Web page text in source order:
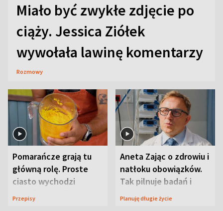
Miało być zwykłe zdjęcie po
ciąży. Jessica Ziółek
wywołała lawinę komentarzy
Rozmowy
Pomarańcze grają tu
główną rolę. Proste
ciasto wychodzi
wyjątkowo wilgotne
Przepisy
Aneta Zając o zdrowiu i
natłoku obowiązków.
Tak pilnuje badań i
wizyt
Planuję długie życie